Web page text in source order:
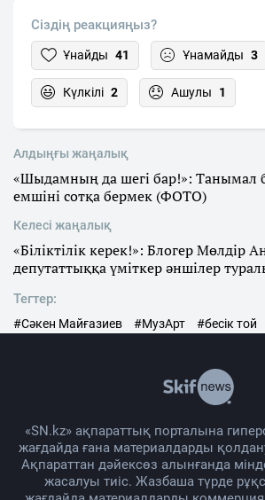
Сіздің реакцияңыз?
Ұнайды 41 Ұнамайды 3
Күлкілі 2 Ашулы 1
Алдыңғы жаңалық
«Шыдамның да шегі бар!»: Танымал
емшіні сотқа бермек (ФОТО)
Келесі жаңалық
«Біліктілік керек!»: Блогер Мөлдір
депутаттыққа үміткер әншілер
Тегтер:
#Сәкен Майғазиев #МузАрт #бесік той
«SN.kz» ақпараттық порталына
жағдайда ғана материалдарды
Ақпараттан дәйексөз алынғанда
жасалуы тиіс. Жазбаша түрде